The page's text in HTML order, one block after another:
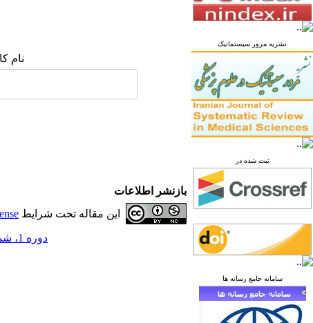
نشریه مرور سیستماتیک
ثبت شده در
سامانه جامع رسانه ها
نام
بازنشر اطلاعات
این مقاله تحت شرایط
دوره 1، شماره 2 - ( پاییز 1395 )